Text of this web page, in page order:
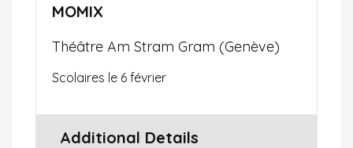
MOMIX
Théâtre Am Stram Gram (Genève)
Scolaires le 6 février
Additional Details